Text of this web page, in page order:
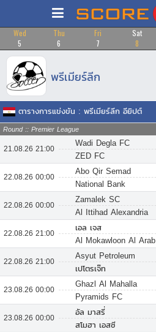
Wed
5
Thu
6
Fri
7
Sat
8
พรีเมียร์ลีก
ตารางการแข่งขัน : พรีเมียร์ลีก อียิปต์
Round :: Premier League
21.08.26 21:00
Wadi Degla FC
ZED FC
22.08.26 00:00
Abo Qir Semad
National Bank
22.08.26 00:00
Zamalek SC
Al Ittihad Alexandria
22.08.26 21:00
เอล เจส
Al Mokawloon Al Arab
22.08.26 21:00
Asyut Petroleum
เปโตรเจ๊ท
23.08.26 00:00
Ghazl Al Mahalla
Pyramids FC
23.08.26 00:00
อัล มาสรี่
สโมฮา เอสซี